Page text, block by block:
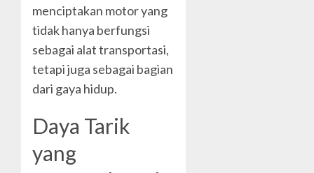
menciptakan motor yang
tidak hanya berfungsi
sebagai alat transportasi,
tetapi juga sebagai bagian
dari gaya hidup.
Daya Tarik
yang